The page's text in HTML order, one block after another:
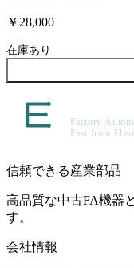
￥28,000
在庫あり
信頼できる産業部品
高品質な中古FA機器
す。
会社情報